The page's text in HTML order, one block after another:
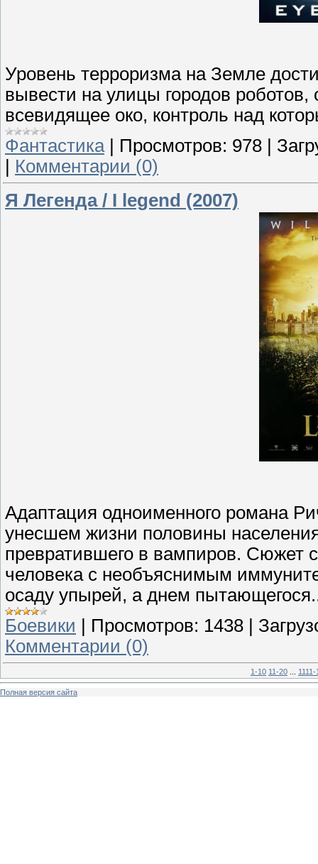
Уровень терроризма на Земле
вывести на улицы городов
всевидящее око, контроль над
Фантастика| Просмотров: 978
Комментарии (0)
Я Легенда / I legend (2007)
Адаптация одноименного романа
унесшем жизни половины
превратившего в вампиров. Сюжет
человека с необъяснимым
осаду упырей, а днем
Боевики | Просмотров: 1438 |
Комментарии (0)
1-10 11-20
Полная версия сайта